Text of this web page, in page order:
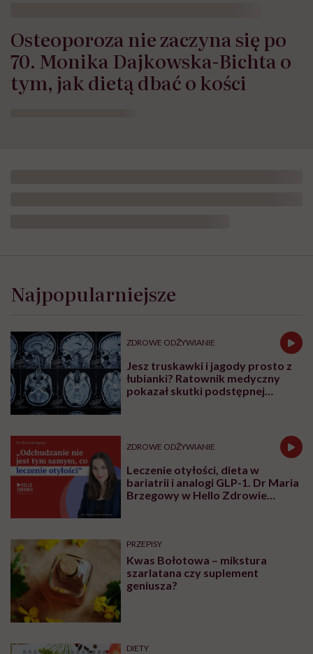
Osteoporoza nie zaczyna się po
70. Monika Dajkowska-Bichta o
tym, jak dietą dbać o kości
Najpopularniejsze
ZDROWE ODŻYWIANIE
Jesz truskawki i jagody prosto z
łubianki? Ratownik medyczny
pokazał skutki podstępnej
ZDROWE ODŻYWIANIE
Leczenie otyłości, dieta w
bariatrii i analogi GLP-1. Dr Maria
Brzegowy w Hello Zdrowie
PRZEPISY
Kwas Bołotowa – mikstura
szarlatana czy suplement
geniusza?
DIETY